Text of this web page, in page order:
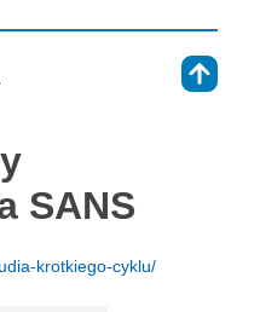
SANS
krotkiego-cyklu/